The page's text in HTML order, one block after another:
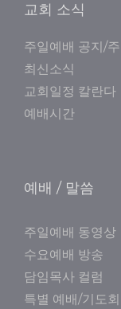
교회 소식
주일예배 공지/
최신소식
교회일정 칼란다
예배시간
예배 / 말씀
주일예배 동영상
수요예배 방송
담임목사 컬럼
특별 예배/기도회